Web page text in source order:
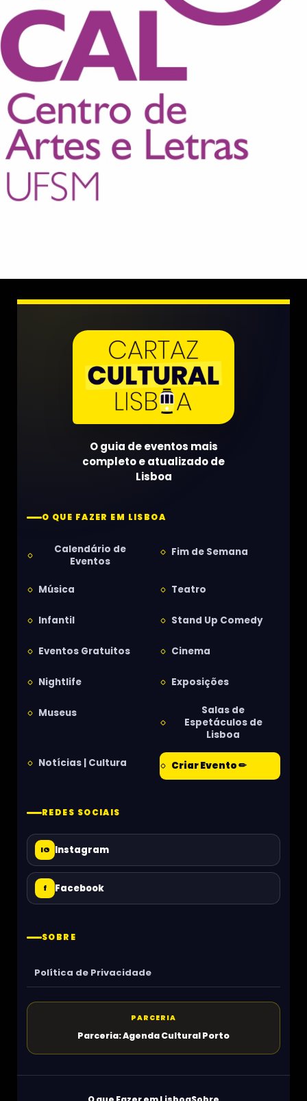
O guia de eventos mais
completo e atualizado de
Lisboa
O QUE FAZER EM LISBOA
Calendário de
Eventos
Fim de Semana
Música Teatro
Infantil Stand Up Comedy
Eventos Gratuitos Cinema
Nightlife Exposições
Museus
Salas de
Espetáculos de
Lisboa
Notícias | Cultura Criar Evento ✏
REDES SOCIAIS
IG Instagram
f Facebook
SOBRE
Política de Privacidade
PARCERIA
Parceria: Agenda Cultural Porto